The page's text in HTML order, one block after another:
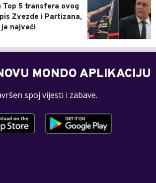
Top 5 transfera ovog
Zvezde i Partizana,
najveći
MONDO APLIKACIJU
spoj vijesti i zabave.